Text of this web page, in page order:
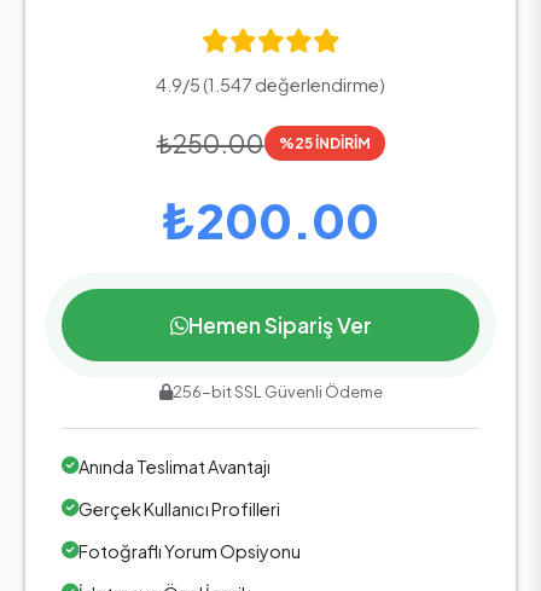
4.9/5 (1.547 değerlendirme)
₺250.00 %25 İNDİRİM
₺200.00
Hemen Sipariş Ver
256-bit SSL Güvenli Ödeme
Anında Teslimat Avantajı
Gerçek Kullanıcı Profilleri
Fotoğraflı Yorum Opsiyonu